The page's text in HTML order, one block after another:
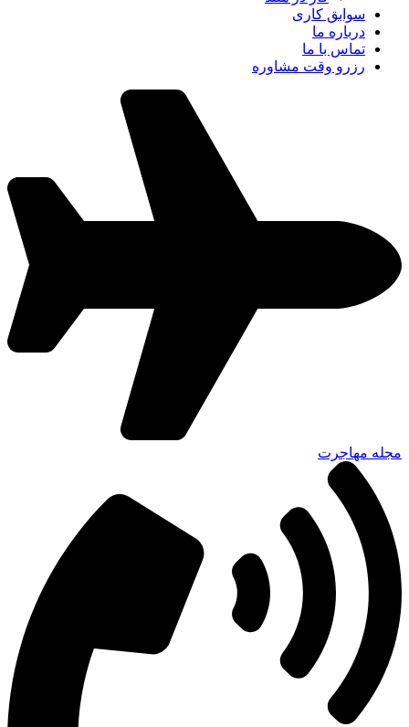
سوابق کاری
درباره ما
تماس با ما
رزرو وقت مشاوره
مجله مهاجرت